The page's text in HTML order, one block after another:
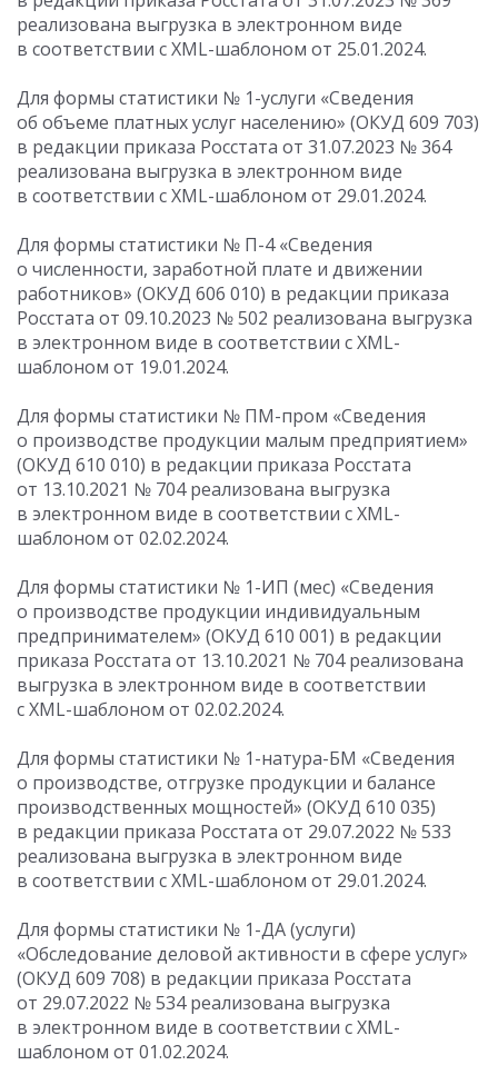
реализована выгрузка в электронном виде
в соответствии с XML-шаблоном от 25.01.2024.
Для формы статистики № 1-услуги «Сведения
об объеме платных услуг населению» (ОКУД 609 703)
в редакции приказа Росстата от 31.07.2023 № 364
реализована выгрузка в электронном виде
в соответствии с XML-шаблоном от 29.01.2024.
Для формы статистики № П-4 «Сведения
о численности, заработной плате и движении
работников» (ОКУД 606 010) в редакции приказа
Росстата от 09.10.2023 № 502 реализована выгрузка
в электронном виде в соответствии с XML-
шаблоном от 19.01.2024.
Для формы статистики № ПМ-пром «Сведения
о производстве продукции малым предприятием»
(ОКУД 610 010) в редакции приказа Росстата
от 13.10.2021 № 704 реализована выгрузка
в электронном виде в соответствии с XML-
шаблоном от 02.02.2024.
Для формы статистики № 1-ИП (мес) «Сведения
о производстве продукции индивидуальным
предпринимателем» (ОКУД 610 001) в редакции
приказа Росстата от 13.10.2021 № 704 реализована
выгрузка в электронном виде в соответствии
с XML-шаблоном от 02.02.2024.
Для формы статистики № 1-натура-БМ «Сведения
о производстве, отгрузке продукции и балансе
производственных мощностей» (ОКУД 610 035)
в редакции приказа Росстата от 29.07.2022 № 533
реализована выгрузка в электронном виде
в соответствии с XML-шаблоном от 29.01.2024.
Для формы статистики № 1-ДА (услуги)
«Обследование деловой активности в сфере услуг»
(ОКУД 609 708) в редакции приказа Росстата
от 29.07.2022 № 534 реализована выгрузка
в электронном виде в соответствии с XML-
шаблоном от 01.02.2024.